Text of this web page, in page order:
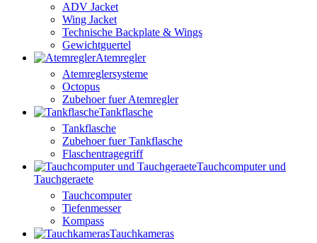
ADV Jacket
Wing Jacket
Technische Backplate & Wings
Gewichtguertel
Atemregler
Atemreglersysteme
Octopus
Zubehoer fuer Atemregler
Tankflasche
Tankflasche
Zubehoer fuer Tankflasche
Flaschentragegriff
Tauchcomputer und
Tauchgeraete
Tauchcomputer
Tiefenmesser
Kompass
Tauchkameras